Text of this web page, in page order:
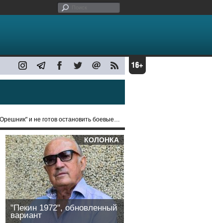
и не готов остановить боевые действия
КОЛОНКА
"Пекин 1972", обновленный
вариант